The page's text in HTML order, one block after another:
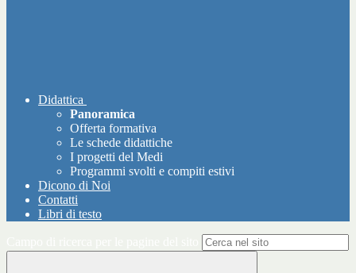
Didattica
Panoramica
Offerta formativa
Le schede didattiche
I progetti del Medi
Programmi svolti e compiti estivi
Dicono di Noi
Contatti
Libri di testo